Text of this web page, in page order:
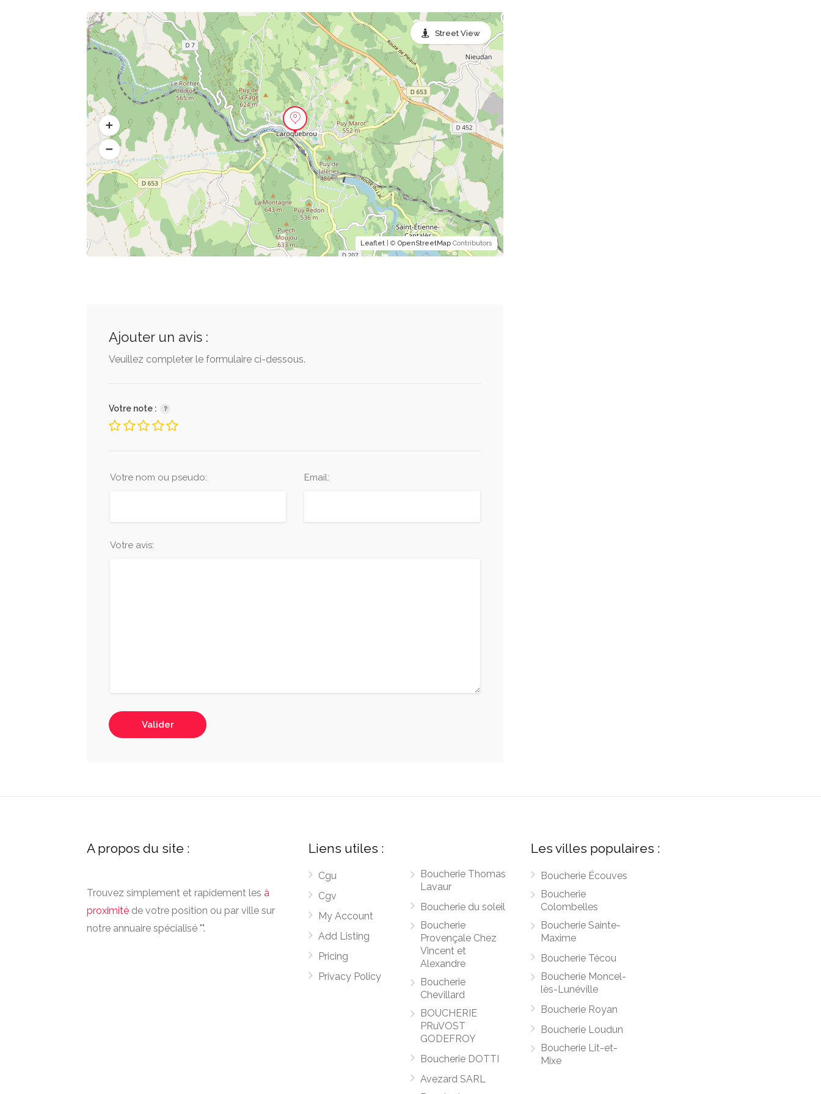
Leaflet| © OpenStreetMapContributors
Street View
Ajouter un avis :
Veuillez completer le formulaire ci-dessous.
Votre note :
Votre nom ou pseudo: Email:
Votre avis:
Valider
A propos du site :
Trouvez simplement et rapidement les à
proximité de votre position ou par ville sur
notre annuaire spécialisé "".
Liens utiles :
Cgu
Cgv
My Account
Add Listing
Pricing
Privacy Policy
Boucherie Thomas
Lavaur
Boucherie du soleil
Boucherie
Provençale Chez
Vincent et
Alexandre
Boucherie
Chevillard
BOUCHERIE
PRuVOST
GODEFROY
Boucherie DOTTI
Avezard SARL
Les villes populaires :
Boucherie Écouves
Boucherie
Colombelles
Boucherie Sainte-
Maxime
Boucherie Técou
Boucherie Moncel-
lès-Lunéville
Boucherie Royan
Boucherie Loudun
Boucherie Lit-et-
Mixe